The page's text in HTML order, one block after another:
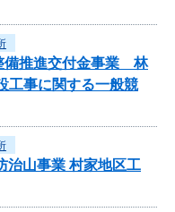
備推進交付金事業 林
工事に関する一般競
治山事業 村家地区工